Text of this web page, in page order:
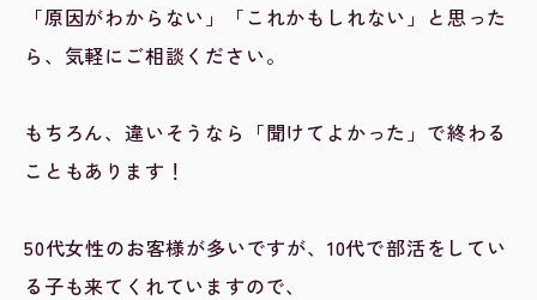
「原因がわからない」「これかもしれない」と思った
ら、気軽にご相談ください。
もちろん、違いそうなら「聞けてよかった」で終わる
こともあります！
50代女性のお客様が多いですが、10代で部活をしてい
る子も来てくれていますので、